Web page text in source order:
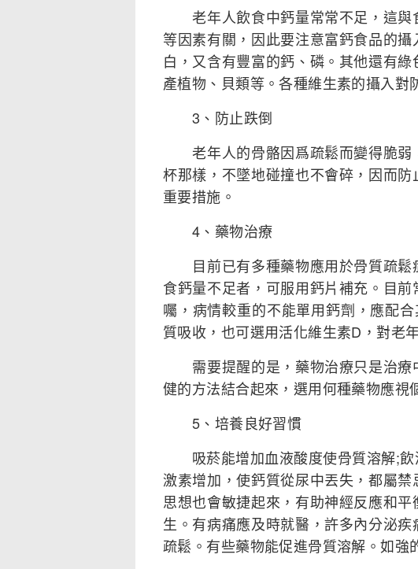
老年人飲食中鈣量常常不足，這與
等因素有關，因此要注意富鈣食品的
白，又含有豐富的鈣、磷。其他還有
產植物、貝類等。各種維生素的攝入對
3、防止跌倒
老年人的骨骼因爲疏鬆而變得脆弱
杯那樣，不墜地碰撞也不會碎，因而
重要措施。
4、藥物治療
目前已有多種藥物應用於骨質疏鬆
食鈣量不足者，可服用鈣片補充。目
囑，病情較重的不能單用鈣劑，應配
質吸收，也可選用活化維生素D，對老
需要提醒的是，藥物治療只是治療
健的方法結合起來，選用何種藥物應視
5、培養良好習慣
吸菸能增加血液酸度使骨質溶解;飲
激素增加，使鈣質從尿中丟失，都屬
思想也會敏捷起來，有助神經反應和
生。有病痛應及時就醫，許多內分泌
疏鬆。有些藥物能促進骨質溶解。如強